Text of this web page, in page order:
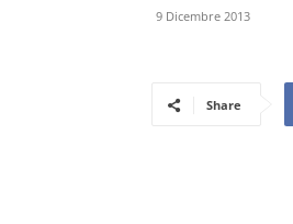
9 Dicembre 2013
Share